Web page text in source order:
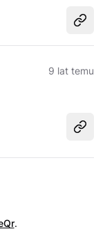
9 lat temu
.